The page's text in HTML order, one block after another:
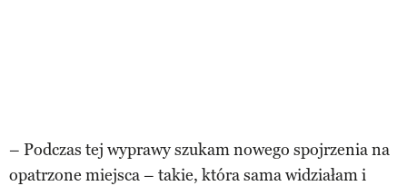
– Podczas tej wyprawy szukam nowego spojrzenia na
opatrzone miejsca – takie, która sama widziałam i